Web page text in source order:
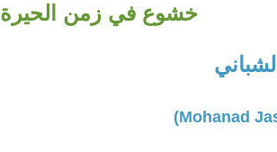
خشوع في زمن الحيرة